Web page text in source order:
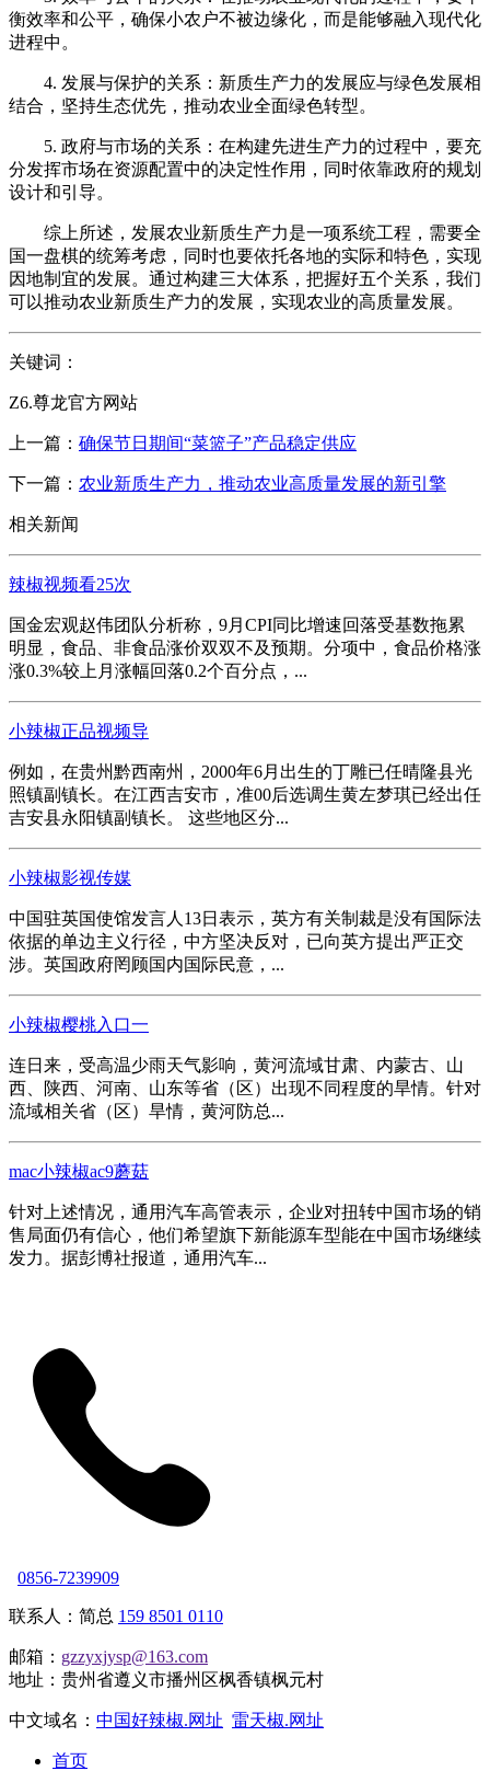
衡效率和公平，确保小农户不被边缘化，而是能够融入现代化
进程中。
4. 发展与保护的关系：新质生产力的发展应与绿色发展相
结合，坚持生态优先，推动农业全面绿色转型。
5. 政府与市场的关系：在构建先进生产力的过程中，要充
分发挥市场在资源配置中的决定性作用，同时依靠政府的规划
设计和引导。
综上所述，发展农业新质生产力是一项系统工程，需要全
国一盘棋的统筹考虑，同时也要依托各地的实际和特色，实现
因地制宜的发展。通过构建三大体系，把握好五个关系，我们
可以推动农业新质生产力的发展，实现农业的高质量发展。
关键词：
Z6.尊龙官方网站
上一篇： 确保节日期间“菜篮子”产品稳定供应
下一篇： 农业新质生产力，推动农业高质量发展的新引擎
相关新闻
辣椒视频看25次
国金宏观赵伟团队分析称，9月CPI同比增速回落受基数拖累
明显，食品、非食品涨价双双不及预期。分项中，食品价格涨
涨0.3%较上月涨幅回落0.2个百分点，...
小辣椒正品视频导
例如，在贵州黔西南州，2000年6月出生的丁雕已任晴隆县光
照镇副镇长。在江西吉安市，准00后选调生黄左梦琪已经出任
吉安县永阳镇副镇长。 这些地区分...
小辣椒影视传媒
中国驻英国使馆发言人13日表示，英方有关制裁是没有国际法
依据的单边主义行径，中方坚决反对，已向英方提出严正交
涉。英国政府罔顾国内国际民意，...
小辣椒樱桃入口一
连日来，受高温少雨天气影响，黄河流域甘肃、内蒙古、山
西、陕西、河南、山东等省（区）出现不同程度的旱情。针对
流域相关省（区）旱情，黄河防总...
mac小辣椒ac9蘑菇
针对上述情况，通用汽车高管表示，企业对扭转中国市场的销
售局面仍有信心，他们希望旗下新能源车型能在中国市场继续
发力。据彭博社报道，通用汽车...
0856-7239909
联系人：简总 159 8501 0110
邮箱： gzzyxjysp@163.com
地址：贵州省遵义市播州区枫香镇枫元村
中文域名： 中国好辣椒.网址 雷天椒.网址
首页